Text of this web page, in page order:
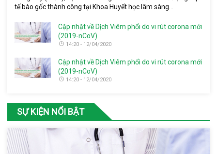
tế bào gốc thành công tại Khoa Huyết học lâm sàng...
Cập nhật về Dịch Viêm phổi do vi rút corona mới
(2019-nCoV)
14:20 - 12/04/2020
Cập nhật về Dịch Viêm phổi do vi rút corona mới
(2019-nCoV)
14:20 - 12/04/2020
SỰ KIỆN NỔI BẬT